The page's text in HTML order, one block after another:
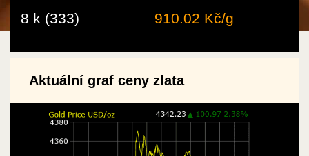
8 k (333)
910.02 Kč/g
Aktuální graf ceny zlata